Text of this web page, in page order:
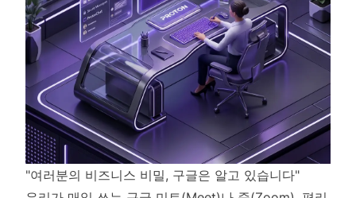
"여러분의 비즈니스 비밀, 구글은 알고 있습니다"